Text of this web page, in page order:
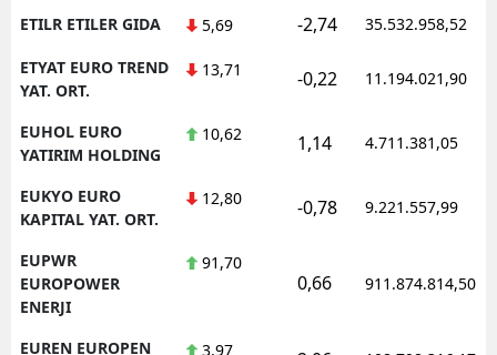
ETILR ETILER GIDA 5,69 -2,74 35.532.958,52
ETYAT EURO TREND
YAT. ORT.
13,71 -0,22 11.194.021,90
EUHOL EURO
YATIRIM HOLDING
10,62 1,14 4.711.381,05
EUKYO EURO
KAPITAL YAT. ORT.
12,80 -0,78 9.221.557,99
EUPWR
EUROPOWER
ENERJI
91,70
0,66 911.874.814,50
EUREN EUROPEN
3,97